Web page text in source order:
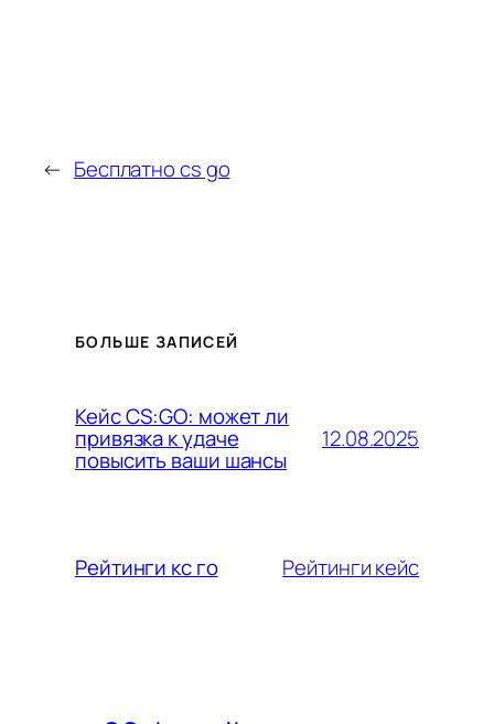
← Бесплатно cs go
БОЛЬШЕ ЗАПИСЕЙ
Кейс CS:GO: может ли
привязка к удаче
повысить ваши шансы
12.08.2025
Рейтинги кс го Рейтинги кейс